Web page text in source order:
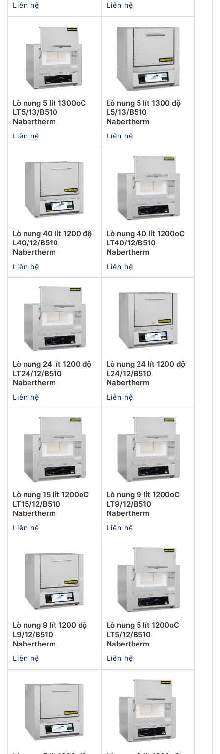
Liên hệ Liên hệ
Lò nung 5 lít 1300oC
LT5/13/B510
Nabertherm
Liên hệ
Lò nung 5 lít 1300 độ
L5/13/B510
Nabertherm
Liên hệ
Lò nung 40 lít 1200 độ
L40/12/B510
Nabertherm
Liên hệ
Lò nung 40 lít 1200oC
LT40/12/B510
Nabertherm
Liên hệ
Lò nung 24 lít 1200 độ
LT24/12/B510
Nabertherm
Liên hệ
Lò nung 24 lít 1200 độ
L24/12/B510
Nabertherm
Liên hệ
Lò nung 15 lít 1200oC
LT15/12/B510
Nabertherm
Liên hệ
Lò nung 9 lít 1200oC
LT9/12/B510
Nabertherm
Liên hệ
Lò nung 9 lít 1200 độ
L9/12/B510
Nabertherm
Liên hệ
Lò nung 5 lít 1200oC
LT5/12/B510
Nabertherm
Liên hệ